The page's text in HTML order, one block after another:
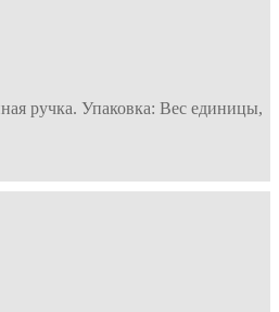
ручка. Упаковка: Вес единицы,